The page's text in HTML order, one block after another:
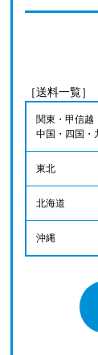
［送料一覧］
関東・甲信越
中国・四国・
東北
北海道
沖縄